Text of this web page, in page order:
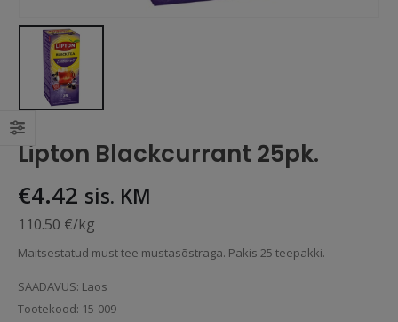
Lipton Blackcurrant 25pk.
€4.42 sis. KM
110.50 €/kg
Maitsestatud must tee mustasõstraga. Pakis 25 teepakki.
SAADAVUS: Laos
Tootekood: 15-009